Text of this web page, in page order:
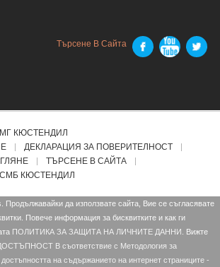
Търсене В Сайта
КЮСТЕНДИЛ
ДЕКЛАРАЦИЯ ЗА ПОВЕРИТЕЛНОСТ
ТЪРСЕНЕ В САЙТА
СМБ КЮСТЕНДИЛ
Продължавайки да използвате сайта, Вие се съгласявате
Повече информация за бисквитките и как ги
ПОЛИТИКА ЗА ЗАЩИТА НА ЛИЧНИТЕ ДАННИ.
Вижте
В съответствие с Mетодология за
на съдържанието на интернет страниците -